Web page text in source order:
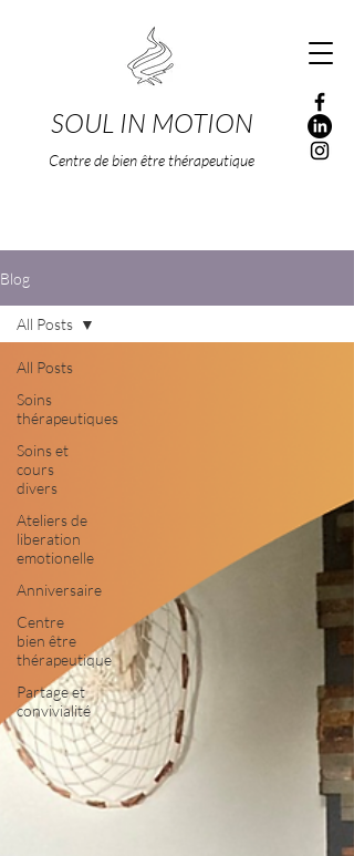
SOUL IN MOTION
Centre de bien être thérapeutique
Blog
All Posts
Soins
thérapeutiques
Soins et
cours
divers
Ateliers de
liberation
emotionelle
Anniversaire
Centre
bien être
thérapeutique
Partage et
convivialité
All Posts